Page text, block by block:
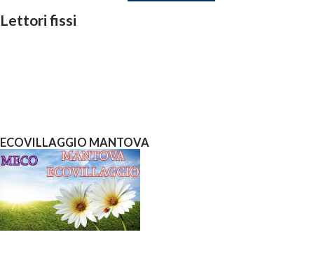
Lettori fissi
ECOVILLAGGIO MANTOVA